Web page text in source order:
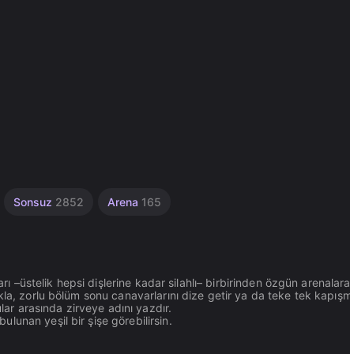
Sonsuz 2852 Arena 165
–üstelik hepsi dişlerine kadar silahlı– birbirinden özgün arenalara
zorlu bölüm sonu canavarlarını dize getir ya da teke tek
arasında zirveye adını yazdır.
yeşil bir şişe görebilirsin.